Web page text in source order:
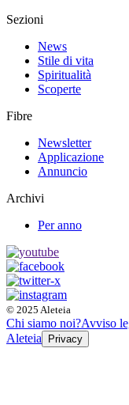
Sezioni
News
Stile di vita
Spiritualità
Scoperte
Fibre
Newsletter
Applicazione
Annuncio
Archivi
Per anno
© 2025 Aleteia
Chi siamo noi?Avviso
Aleteia
Privacy